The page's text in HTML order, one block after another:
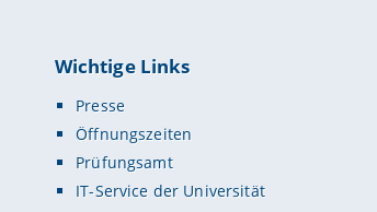
Wichtige Links
Presse
Öffnungszeiten
Prüfungsamt
IT-Service der Universität